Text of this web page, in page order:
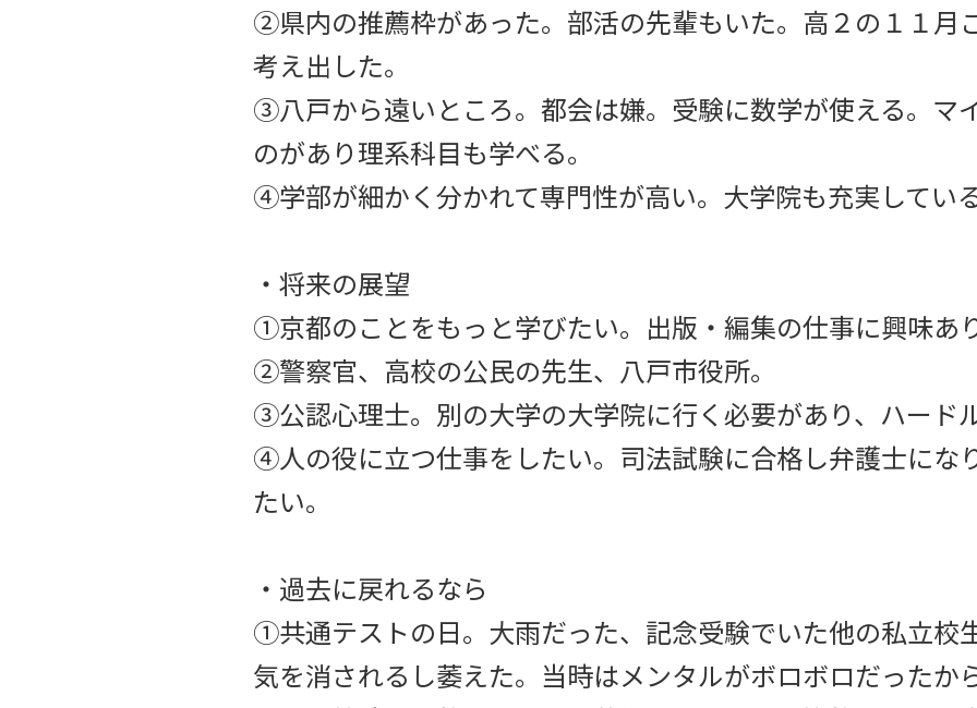
②県内の推薦枠があった。部活の先輩もいた。高２の１１月
考え出した。
③八戸から遠いところ。都会は嫌。受験に数学が使える。マ
のがあり理系科目も学べる。
④学部が細かく分かれて専門性が高い。大学院も充実してい
・将来の展望
①京都のことをもっと学びたい。出版・編集の仕事に興味あ
②警察官、高校の公民の先生、八戸市役所。
③公認心理士。別の大学の大学院に行く必要があり、ハード
④人の役に立つ仕事をしたい。司法試験に合格し弁護士にな
たい。
・過去に戻れるなら
①共通テストの日。大雨だった、記念受験でいた他の私立校
気を消されるし萎えた。当時はメンタルがボロボロだったか